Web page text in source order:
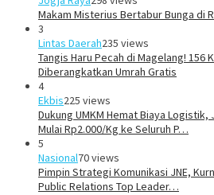
Makam Misterius Bertabur Bunga di
3
Lintas Daerah235 views
Tangis Haru Pecah di Magelang! 156
Diberangkatkan Umrah Gratis
4
Ekbis225 views
Dukung UMKM Hemat Biaya Logistik,
Mulai Rp2.000/Kg ke Seluruh P…
5
Nasional70 views
Pimpin Strategi Komunikasi JNE,
Public Relations Top Leader…